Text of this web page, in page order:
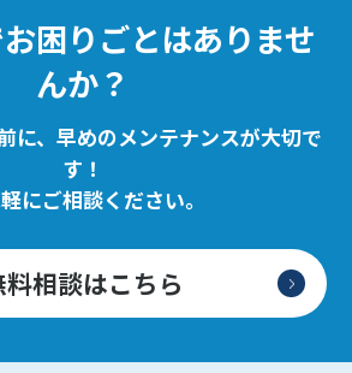
困りごとはありませ
んか？
、早めのメンテナンスが大切で
す！
にご相談ください。
料相談はこちら